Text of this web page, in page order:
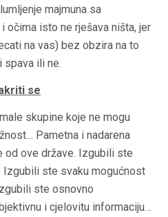
majmuna sa
očima isto ne rješava ništa, jer
na vas) bez obzira na to
spava ili ne.
se
skupine koje ne mogu
Pametna i nadarena
od ove države. Izgubili ste
ste svaku mogućnost
ste osnovno
i cjelovitu informaciju…